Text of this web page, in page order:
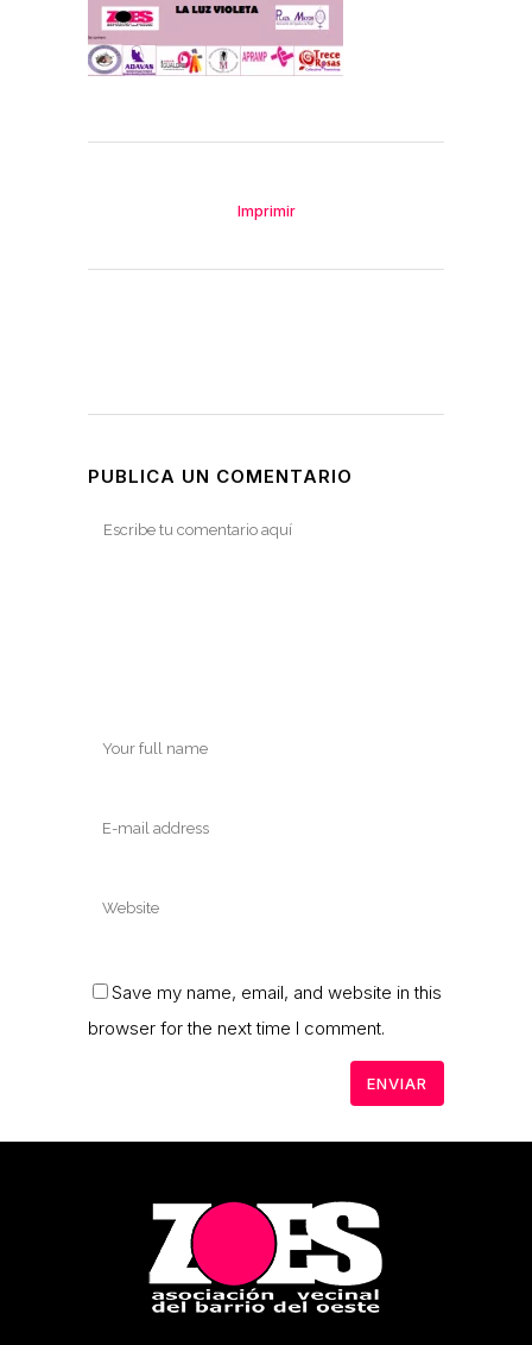
Imprimir
PUBLICA UN COMENTARIO
Save my name, email, and website in this
browser for the next time I comment.